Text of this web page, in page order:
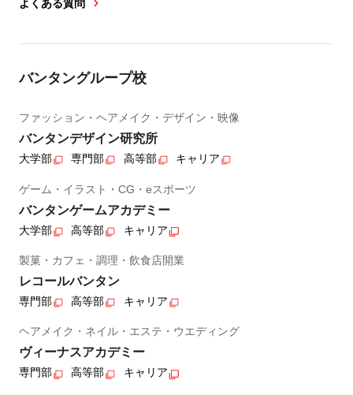
よくある質問
バンタングループ校
ファッション・ヘアメイク・デザイン・映像
バンタンデザイン研究所
大学部 専門部 高等部 キャリア
ゲーム・イラスト・CG・eスポーツ
バンタンゲームアカデミー
大学部 高等部 キャリア
製菓・カフェ・調理・飲食店開業
レコールバンタン
専門部 高等部 キャリア
ヘアメイク・ネイル・エステ・ウエディング
ヴィーナスアカデミー
専門部 高等部 キャリア